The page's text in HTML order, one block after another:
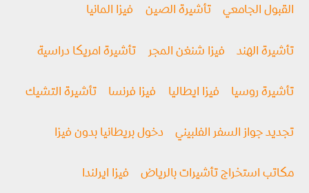
القبول الجامعي تأشيرة الصين فيزا المانيا
تأشيرة الهند فيزا شنغن المجر تأشيرة امريكا دراسية
تأشيرة روسيا فیزا ايطاليا فيزا فرنسا تأشيرة التشيك
تجديد جواز السفر الفلبيني دخول بريطانيا بدون فيزا
مكاتب استخراج تأشيرات بالرياض فيزا ايرلندا